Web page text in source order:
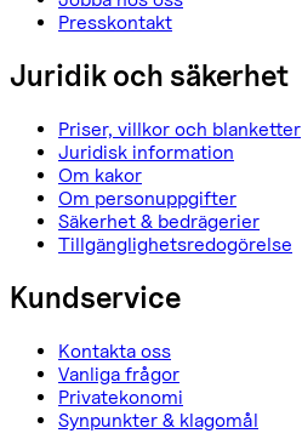
Presskontakt
Juridik och säkerhet
Priser, villkor och blanketter
Juridisk information
Om kakor
Om personuppgifter
Säkerhet & bedrägerier
Tillgänglighetsredogörelse
Kundservice
Kontakta oss
Vanliga frågor
Privatekonomi
Synpunkter & klagomål